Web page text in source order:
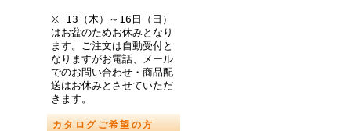
※ 13（木）～16日（日）
はお盆のためお休みとなり
ます。ご注文は自動受付と
なりますがお電話、メール
でのお問い合わせ・商品配
送はお休みとさせていただ
きます。
カタログご希望の方